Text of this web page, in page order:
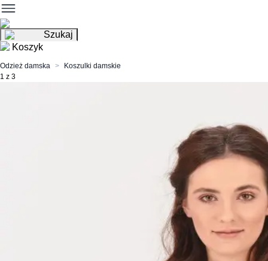
Szukaj
Koszyk
Odzież damska
Koszulki damskie
1 z 3